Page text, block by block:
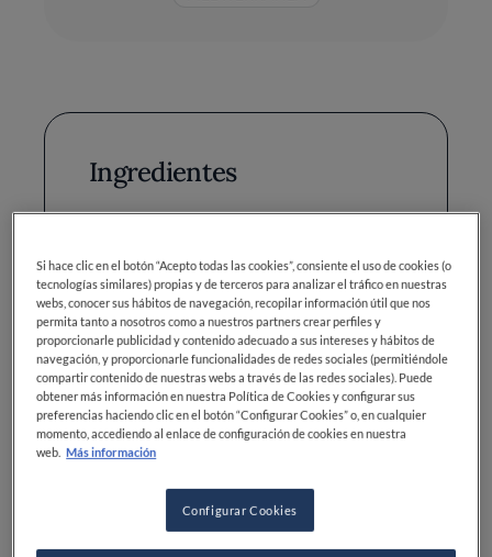
Ingredientes
Pimiento verde: 2
Pimiento rojo: 1
Calabacín: 2
Cebolla: 1
Dientes de ajo: 2
Aceite de oliva virgen extra: 80 ml
Sal: al gusto
Si hace clic en el botón “Acepto todas las cookies”, consiente el uso de cookies (o
tecnologías similares) propias y de terceros para analizar el tráfico en nuestras
webs, conocer sus hábitos de navegación, recopilar información útil que nos
permita tanto a nosotros como a nuestros partners crear perfiles y
proporcionarle publicidad y contenido adecuado a sus intereses y hábitos de
navegación, y proporcionarle funcionalidades de redes sociales (permitiéndole
compartir contenido de nuestras webs a través de las redes sociales). Puede
obtener más información en nuestra Política de Cookies y configurar sus
preferencias haciendo clic en el botón “Configurar Cookies” o, en cualquier
momento, accediendo al enlace de configuración de cookies en nuestra
web. Más información
Configurar Cookies